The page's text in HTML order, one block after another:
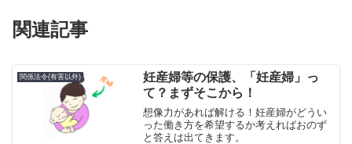
関連記事
関係法令(有害以外)
妊産婦等の保護、「妊産婦」っ
て？まずそこから！
想像力があれば解ける！妊産婦がどうい
った働き方を希望するか考えればおのず
と答えは出てきます。